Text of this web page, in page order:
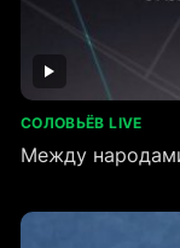
СОЛОВЬЁВ LIVE
Между